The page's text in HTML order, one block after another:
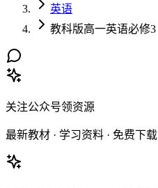
英语
教科版高一英语必修3
关注公众号领资源
最新教材 · 学习资料 · 免费下载